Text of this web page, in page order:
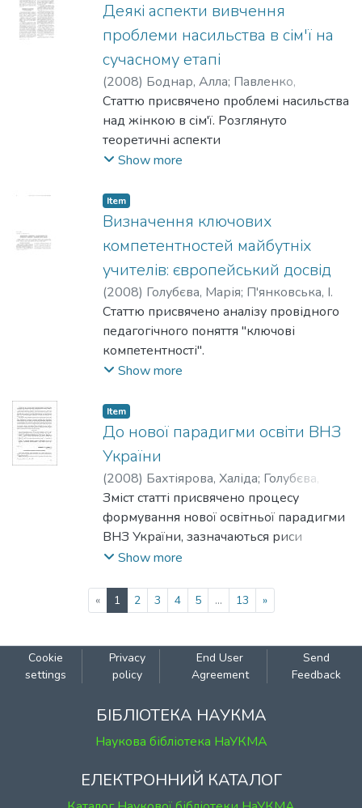
дослідження цієї проблеми. Авторами
розглядається широке коло питань
теоретичного характеру,
пропонується концептуальна схема
дослідження зворотного зв'язку в
процесах спілкуван¬
ня, визначені передумови
експериментального вивчення
проблеми, запропонована методика
дження зворотного зв'язку.с
Деякі аспекти вивчення
проблеми насильства в сім'ї на
сучасному етапі
(2008) Боднар, Алла; Павленко,
Світлана
Статтю присвячено проблемі насильства
над жінкою в сім'ї. Розглянуто
теоретичні аспекти
явища насильства та методики
ґрунтовну дослідну роботу з
визначення
поінформованості молодих жінок
стосовно проблеми на сучасному етапі.
Show more
Item
Визначення ключових
компетентностей майбутніх
учителів: європейський досвід
(2008) Голубєва, Марія; П'янковська, І.
Статтю присвячено аналізу провідного
педагогічного поняття "ключові
компетентності".
У науковій розвідці на основі
публікацій розкриваються загальні
підходи до визначення ключових
компетентностей, якими повинні
володіти вчителі.
Show more
Item
До нової парадигми освіти ВНЗ
України
(2008) Бахтіярова, Халіда; Голубєва,
Марія
Зміст статті присвячено процесу
формування нової освітньої парадигми
ВНЗ України, зазначаються риси
традиційної та партнерської моделі
викладача.
Show more
« 1 (current)
2 3 4 5 ... 13 »
Cookie
settings
Privacy
policy
End User
Agreement
Send
Feedback
БІБЛІОТЕКА НАУКМА
Наукова бібліотека НаУКМА
ЕЛЕКТРОННИЙ КАТАЛОГ